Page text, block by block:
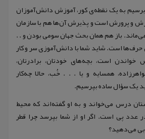
به یک نقطه‌‌ی کور‌‌، آموزش دانش‌‌آموزان
و پرورش است و پذیرش آن‌ها هم با سازمان
باز هم همان بحث جهان سومی بودن و . .
حرف‌ها است‌‌. شاید شما با دانش‌‌‌‌آموزی سر و کار
است‌‌، بچه‌های خودتان‌، برادرتان‌‌،
همسایه و یا . . . خُب‌‌، حالا چه‌کار
یک سؤال ساده بپرسیم.
درس می‌خواند و به او گفته‌اند که محیط
عدد پی است‌‌. اگر او از شما بپرسد چرا قطر
می‌دهید‌‌؟